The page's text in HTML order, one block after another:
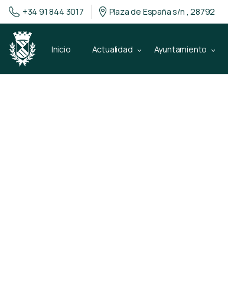
+34 91 844 3017 Plaza de España s/n , 28792
Inicio Actualidad Ayuntamiento